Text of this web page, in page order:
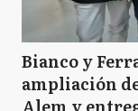
Bianco y
ampliación
Alem y